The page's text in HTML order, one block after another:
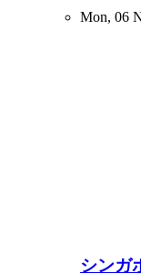
Mon, 06
シンガ